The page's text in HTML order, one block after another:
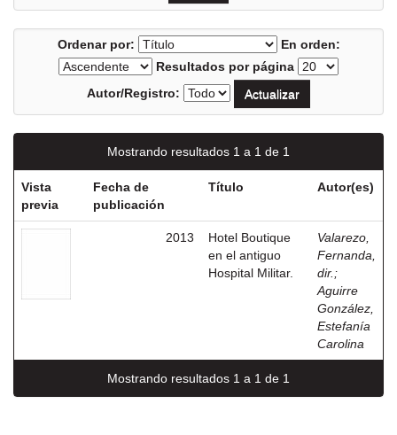
Ordenar por:
En orden:
Resultados por página
Autor/Registro:
Mostrando resultados 1 a 1 de 1
Vista
previa
Fecha de
publicación
Título Autor(es)
2013
Hotel Boutique
en el antiguo
Hospital Militar.
Valarezo,
Fernanda,
dir. ;
Aguirre
González,
Estefanía
Carolina
Mostrando resultados 1 a 1 de 1